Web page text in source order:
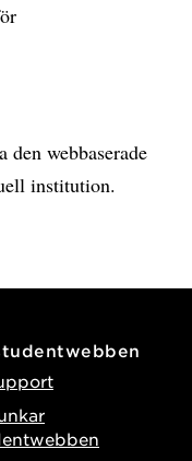
webbaserade
institution.